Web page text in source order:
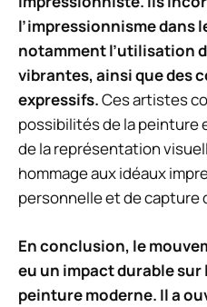
l’impressionnisme dans
notamment l’utilisation
vibrantes, ainsi que des
expressifs.Ces artistes
possibilités de la peinture
de la représentation
hommage aux idéaux
personnelle et de capture
En conclusion, le
eu un impact durable sur
peinture moderne. Il a